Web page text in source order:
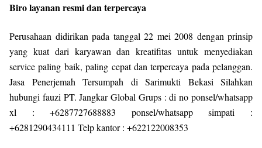
Biro layanan resmi dan terpercaya
Perusahaan didirikan pada tanggal 22 mei 2008 dengan prinsip
yang kuat dari karyawan dan kreatifitas untuk menyediakan
service paling baik, paling cepat dan terpercaya pada pelanggan.
Jasa Penerjemah Tersumpah di Sarimukti Bekasi Silahkan
hubungi fauzi PT. Jangkar Global Grups : di no ponsel/whatsapp
xl : +6287727688883 ponsel/whatsapp simpati :
+6281290434111 Telp kantor : +622122008353